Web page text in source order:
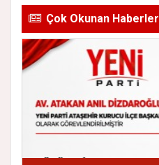
Çok Okunan Haberler